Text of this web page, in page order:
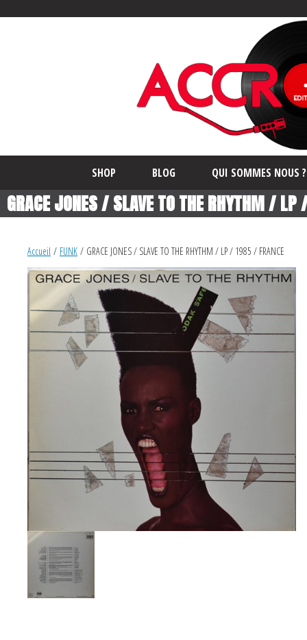
SHOP BLOG QUI SOMMES NOUS ?
GRACE JONES / SLAVE TO THE RHYTHM /
Accueil / FUNK / GRACE JONES / SLAVE TO THE RHYTHM / LP / 1985 / FRANCE